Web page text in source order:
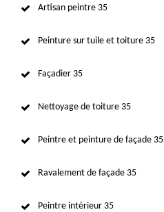
Artisan peintre 35
Peinture sur tuile et toiture 35
Façadier 35
Nettoyage de toiture 35
Peintre et peinture de façade 35
Ravalement de façade 35
Peintre intérieur 35